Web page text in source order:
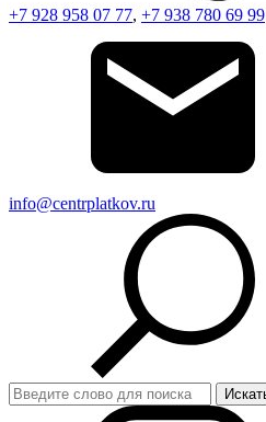
+7 928 958 07 77, +7 938 780 69 99
info@centrplatkov.ru